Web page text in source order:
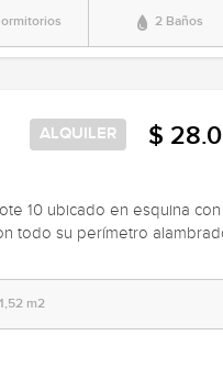
2 Baños
$
ALQUILER
10 ubicado en esquina con
todo su perímetro
m2